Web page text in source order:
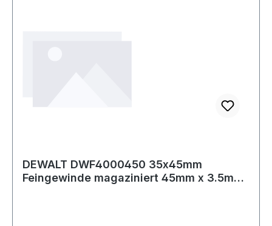
DEWALT DWF4000450 35x45mm
Feingewinde magaziniert 45mm x 3.5mm